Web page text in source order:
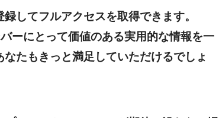
録してフルアクセスを取得できます。
にとって価値のある実用的な情報を一
たもきっと満足していただけるでしょ